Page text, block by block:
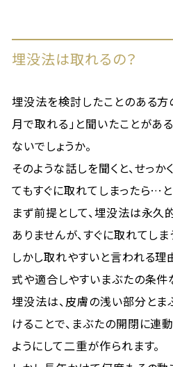
埋没法は取れるの？
埋没法を検討したことのある方
月で取れる」と聞いたことがあ
ないでしょうか。
そのような話しを聞くと、せっ
てもすぐに取れてしまったら…と
まず前提として、埋没法は永
ありませんが、すぐに取れてし
しかし取れやすいと言われる理
式や適合しやすいまぶたの条件
埋没法は、皮膚の浅い部分と
けることで、まぶたの開閉に連
ようにして二重が作られます。